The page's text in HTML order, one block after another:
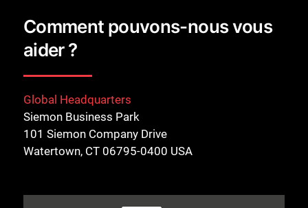
Comment pouvons-nous vous
aider ?
Global Headquarters
Siemon Business Park
101 Siemon Company Drive
Watertown, CT 06795-0400 USA